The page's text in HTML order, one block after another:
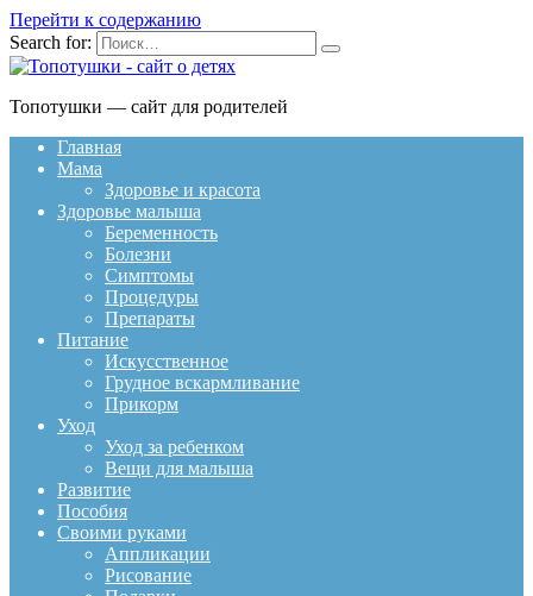
Перейти к содержанию
Search for:
Топотушки — сайт для родителей
Главная
Мама
Здоровье и красота
Здоровье малыша
Беременность
Болезни
Симптомы
Процедуры
Препараты
Питание
Искусственное
Грудное вскармливание
Прикорм
Уход
Уход за ребенком
Вещи для малыша
Развитие
Пособия
Своими руками
Аппликации
Рисование